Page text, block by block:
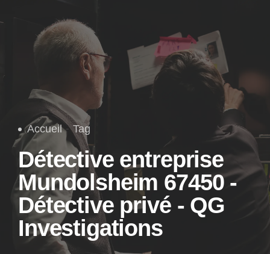
Accueil Tag
Détective entreprise
Mundolsheim 67450 -
Détective privé - QG
Investigations